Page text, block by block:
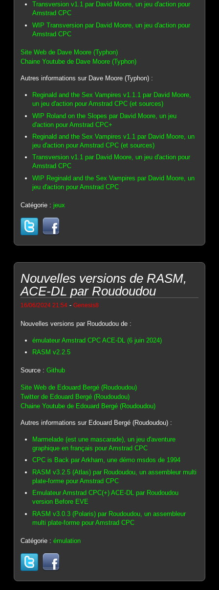
Transversion v1.1 par David Moore, un jeu d'action pour
Amstrad CPC
WIP Transversion par David Moore, un jeu d'action pour
Amstrad CPC
Site Web de Dave Moore (Typhon)
Chaine Youtube de Dave Moore (Typhon)
Autres informations sur Dave Moore (Typhon) :
Reginald and the Sex Vampires v1.1.1 par David Moore,
un jeu d'action pour Amstrad CPC (et sources)
WIP Roland on the Slopes par David Moore, un jeu
d'action pour Amstrad CPC+
Reginald and the Sex Vampires v1.1 par David Moore, un
jeu d'action pour Amstrad CPC (et sources)
Transversion v1.1 par David Moore, un jeu d'action pour
Amstrad CPC
WIP Reginald and the Sex Vampires par David Moore, un
jeu d'action pour Amstrad CPC
Catégorie :jeux
Nouvelles versions de RASM,
ACE-DL par Roudoudou
16/06/2024 21:54 -Genesis8
Nouvelles versions par Roudoudou de :
émulateur Amstrad CPC ACE-DL (6 juin 2024)
RASM v2.2.5
Source :Github
Site Web de Edouard Bergé (Roudoudou)
Twitter de Edouard Bergé (Roudoudou)
Chaine Youtube de Edouard Bergé (Roudoudou)
Autres informations sur Edouard Bergé (Roudoudou) :
Marmelade (est une mascarade), un jeu d'aventure
graphique en français pour Amstrad CPC
CPC is Back par Arkham, une démo msdos de 1994
RASM v3.2.5 (Atlas) par Roudoudou, un assembleur multi
plate-forme pour Amstrad CPC
Emulateur Amstrad CPC(+) ACE-DL par Roudoudou
version Before EVE
RASM v3.0.3 (Polaris) par Roudoudou, un assembleur
multi plate-forme pour Amstrad CPC
Catégorie :émulation